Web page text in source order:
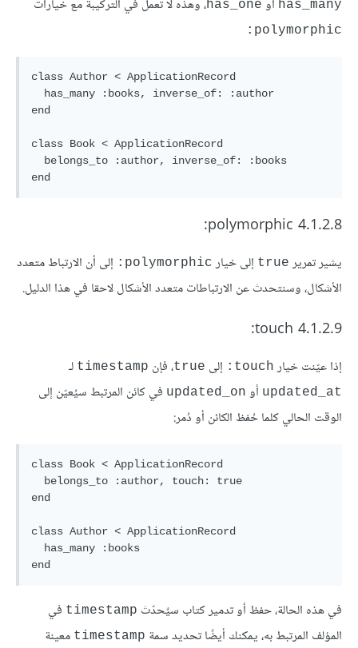
has_many أو has_one، وهذه لا تعمل في التركيبة مع خيارات
polymorphic:
class Author < ApplicationRecord
end
class Book < ApplicationRecord
4.1.2.8 polymorphic:
يشير تمرير true إلى خيار polymorphic:
إلى أن الارتباط متعدد
الأشكال، وسنتحدث عن الارتباطات متعدد الأشكال لاحقا في هذا الدليل.
4.1.2.9 touch:
إذا عيّنت خيار touch: إلى true، فإن timestamp لـ
updated_at أو updated_on في كائن المرتبط سيُعيّن إلى
الوقت الحالي كلما حُفظ الكائن أو دُمر:
class Book < ApplicationRecord
end
class Author < ApplicationRecord
في هذه الحالة، حفظ أو تدمير كتاب سيٌحدّث timestamp في
المؤلف المرتبط به، يمكنك أيضًا تحديد سمة timestamp معينة